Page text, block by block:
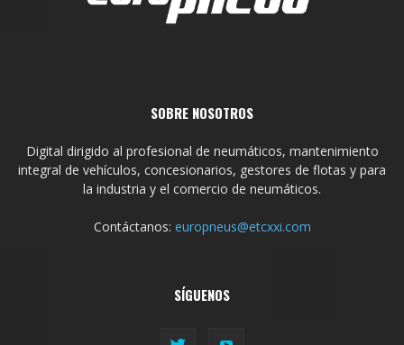
SOBRE NOSOTROS
Digital dirigido al profesional de neumáticos, mantenimiento
integral de vehículos, concesionarios, gestores de flotas y para
la industria y el comercio de neumáticos.
Contáctanos: europneus@etcxxi.com
SÍGUENOS